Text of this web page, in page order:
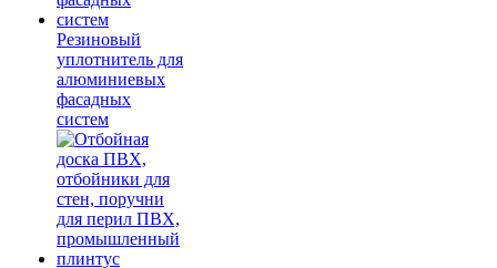
Резиновый
уплотнитель для
алюминиевых
фасадных
систем